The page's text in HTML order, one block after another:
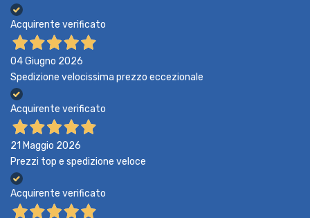
Acquirente verificato
04 Giugno 2026
Spedizione velocissima prezzo eccezionale
Acquirente verificato
21 Maggio 2026
Prezzi top e spedizione veloce
Acquirente verificato